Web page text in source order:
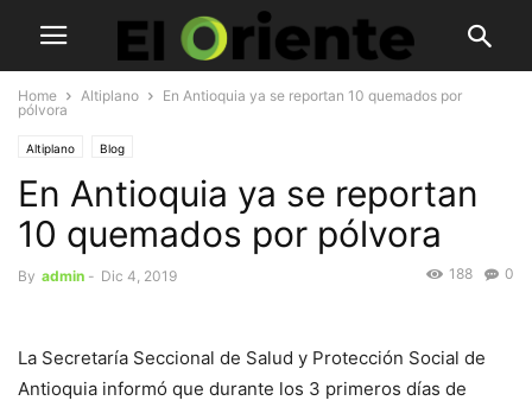
Home Altiplano
En Antioquia ya se reportan 10 quemados por
pólvora
Altiplano Blog
En Antioquia ya se reportan
10 quemados por pólvora
By admin - Dic 4, 2019 0
188
La Secretaría Seccional de Salud y Protección Social de
Antioquia informó que durante los 3 primeros días de